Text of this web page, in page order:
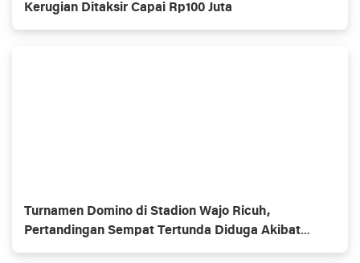
Kerugian Ditaksir Capai Rp100 Juta
Turnamen Domino di Stadion Wajo Ricuh,
Pertandingan Sempat Tertunda Diduga Akibat
Masalah Input Bagan